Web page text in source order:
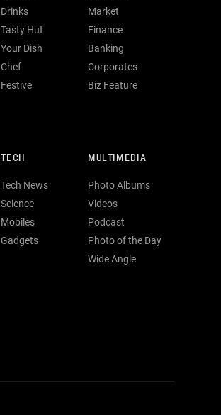
Drinks
Tasty Hut
Your Dish
Chef
Festive
Market
Finance
Banking
Corporates
Biz Feature
TECH
Tech News
Science
Mobiles
Gadgets
MULTIMEDIA
Photo Albums
Videos
Podcast
Photo of the Day
Wide Angle